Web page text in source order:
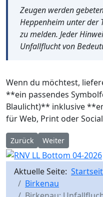
Zeugen werden
Heppenheim unter der
zu melden. Jeder
Unfallflucht von
Wenn du möchtest,
**ein passendes
Blaulicht)** inklusive
für Web, Print oder
Vorheriger Beitrag:
Zurück Nächster
Weiter
Aktuelle Seite:
Birkenau